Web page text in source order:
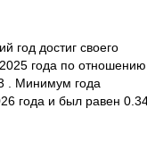
год достиг своего
года по отношению
. Минимум года
года и был равен